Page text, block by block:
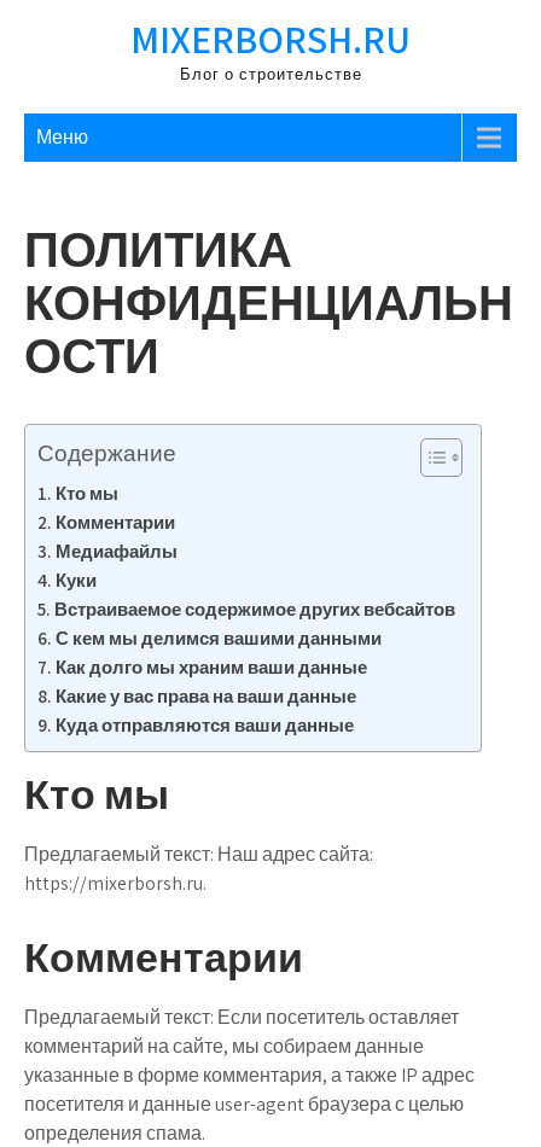
MIXERBORSH.RU
Блог о строительстве
Меню
ПОЛИТИКА
КОНФИДЕНЦИАЛЬН
ОСТИ
Содержание
Кто мы
Комментарии
Медиафайлы
Куки
Встраиваемое содержимое других вебсайтов
С кем мы делимся вашими данными
Как долго мы храним ваши данные
Какие у вас права на ваши данные
Куда отправляются ваши данные
Кто мы
Предлагаемый текст: Наш адрес сайта:
https://mixerborsh.ru.
Комментарии
Предлагаемый текст: Если посетитель оставляет
комментарий на сайте, мы собираем данные
указанные в форме комментария, а также IP адрес
посетителя и данные user-agent браузера с целью
определения спама.